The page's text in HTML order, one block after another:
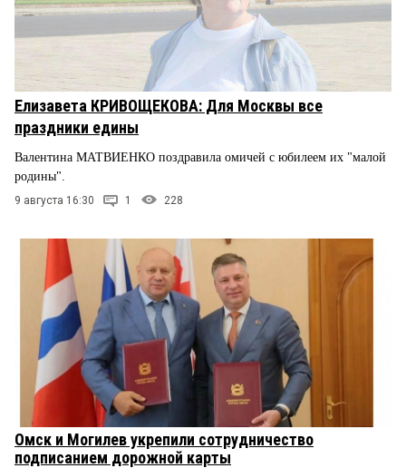
Елизавета КРИВОЩЕКОВА: Для Москвы все
праздники едины
Валентина МАТВИЕНКО поздравила омичей с юбилеем их "малой
родины".
9 августа 16:30 1 228
Омск и Могилев укрепили сотрудничество
подписанием дорожной карты